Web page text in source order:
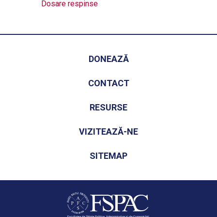
Dosare respinse
DONEAZĂ
CONTACT
RESURSE
VIZITEAZĂ-NE
SITEMAP